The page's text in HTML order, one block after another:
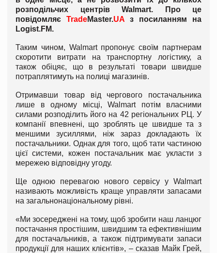
розподільчих центрів Walmart. Про це
повідомляє TradeMaster.UA з посиланням на
Logist.FM.
Таким чином, Walmart пропонує своїм партнерам
скоротити витрати на транспортну логістику, а
також обіцяє, що в результаті товари швидше
потраплятимуть на полиці магазинів.
Отримавши товар від чергового постачальника
лише в одному місці, Walmart потім власними
силами розподілить його на 42 регіональних РЦ. У
компанії впевнені, що зроблять це швидше та з
меншими зусиллями, ніж зараз докладають їх
постачальники. Однак для того, щоб тати частиною
цієї системи, кожен постачальник має укласти з
мережею відповідну угоду.
Ще одною перевагою нового сервісу у Walmart
називають можливість краще управляти запасами
на загальнонаціональному рівні.
«Ми зосереджені на тому, щоб зробити наш ланцюг
постачання простішим, швидшим та ефективнішим
для постачальників, а також підтримувати запаси
продукції для наших клієнтів», – сказав Майк Грей,